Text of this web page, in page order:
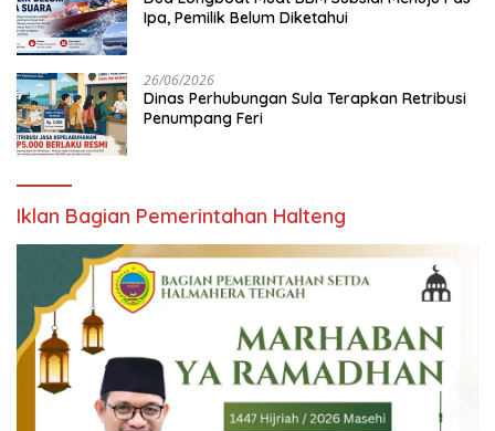
Ipa, Pemilik Belum Diketahui
26/06/2026
Dinas Perhubungan Sula Terapkan Retribusi
Penumpang Feri
Iklan Bagian Pemerintahan Halteng